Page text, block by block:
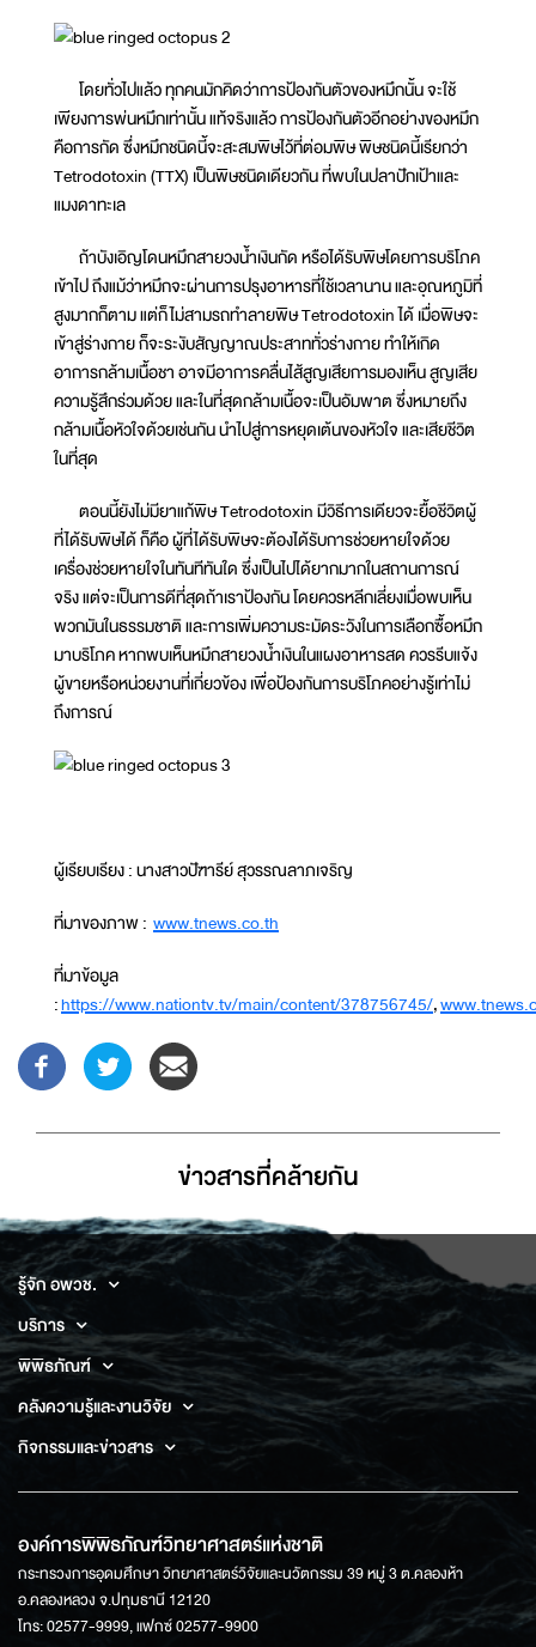
โดยทั่วไปแล้ว ทุกคนมักคิดว่าการป้องกันตัวของหมึกนั้น จะใช้
เพียงการพ่นหมึกเท่านั้น แท้จริงแล้ว การป้องกันตัวอีกอย่างของหมึก
คือการกัด ซึ่งหมึกชนิดนี้จะสะสมพิษไว้ที่ต่อมพิษ พิษชนิดนี้เรียกว่า
Tetrodotoxin (TTX) เป็นพิษชนิดเดียวกัน ที่พบในปลาปักเป้าและ
แมงดาทะเล
ถ้าบังเอิญโดนหมึกสายวงน้ำเงินกัด หรือได้รับพิษโดยการบริโภค
เข้าไป ถึงแม้ว่าหมึกจะผ่านการปรุงอาหารที่ใช้เวลานาน และอุณหภูมิที่
สูงมากก็ตาม แต่ก็ไม่สามรถทำลายพิษ Tetrodotoxin ได้ เมื่อพิษจะ
เข้าสู่ร่างกาย ก็จะระงับสัญญาณประสาททั่วร่างกาย ทำให้เกิด
อาการกล้ามเนื้อชา อาจมีอาการคลื่นไส้สูญเสียการมองเห็น สูญเสีย
ความรู้สึกร่วมด้วย และในที่สุดกล้ามเนื้อจะเป็นอัมพาต ซึ่งหมายถึง
กล้ามเนื้อหัวใจด้วยเช่นกัน นำไปสู่การหยุดเต้นของหัวใจ และเสียชีวิต
ในที่สุด
ตอนนี้ยังไม่มียาแก้พิษ Tetrodotoxin มีวิธีการเดียวจะยื้อชีวิตผู้
ที่ได้รับพิษได้ ก็คือ ผู้ที่ได้รับพิษจะต้องได้รับการช่วยหายใจด้วย
เครื่องช่วยหายใจในทันทีทันใด ซึ่งเป็นไปได้ยากมากในสถานการณ์
จริง แต่จะเป็นการดีที่สุดถ้าเราป้องกัน โดยควรหลีกเลี่ยงเมื่อพบเห็น
พวกมันในธรรมชาติ และการเพิ่มความระมัดระวังในการเลือกซื้อหมึก
มาบริโภค หากพบเห็นหมึกสายวงน้ำเงินในแผงอาหารสด ควรรีบแจ้ง
ผู้ขายหรือหน่วยงานที่เกี่ยวข้อง เพื่อป้องกันการบริโภคอย่างรู้เท่าไม่
ถึงการณ์
ผู้เรียบเรียง : นางสาวปัฑารีย์ สุวรรณลาภเจริญ
ที่มาของภาพ : www.tnews.co.th
ที่มาข้อมูล
:https://www.nationtv.tv/main/content/378756745/,
ข่าวสารที่่คล้ายกัน
รู้จัก อพวช.
บริการ
พิพิธภัณฑ์
คลังความรู้และงานวิจัย
กิจกรรมและข่าวสาร
องค์การพิพิธภัณฑ์วิทยาศาสตร์แห่งชาติ
กระทรวงการอุดมศึกษา วิทยาศาสตร์วิจัยและนวัตกรรม 39 หมู่ 3 ต.คลองห้า
อ.คลองหลวง จ.ปทุมธานี 12120
โทร: 02577-9999, แฟกซ์ 02577-9900